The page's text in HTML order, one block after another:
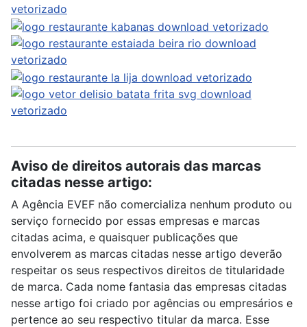
Aviso de direitos autorais das marcas
citadas nesse artigo:
A Agência EVEF não comercializa nenhum produto ou
serviço fornecido por essas empresas e marcas
citadas acima, e quaisquer publicações que
envolverem as marcas citadas nesse artigo deverão
respeitar os seus respectivos direitos de titularidade
de marca. Cada nome fantasia das empresas citadas
nesse artigo foi criado por agências ou empresários e
pertence ao seu respectivo titular da marca. Esse